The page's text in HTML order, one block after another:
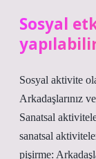
Sosyal
Sosyal aktivite
Arkadaşlarınız
Sanatsal
sanatsal
pişirme: